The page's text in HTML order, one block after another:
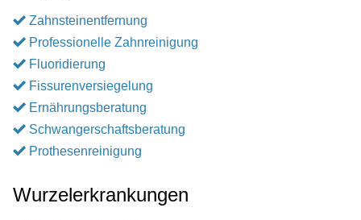
Zahnsteinentfernung
Professionelle Zahnreinigung
Fluoridierung
Fissurenversiegelung
Ernährungsberatung
Schwangerschaftsberatung
Prothesenreinigung
Wurzelerkrankungen